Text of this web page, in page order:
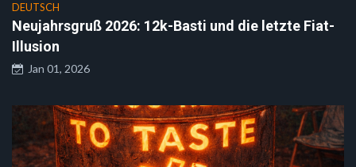
DEUTSCH
Neujahrsgruß 2026: 12k-Basti und die letzte Fiat-
Illusion
Jan 01, 2026